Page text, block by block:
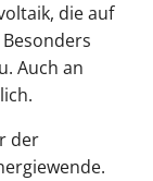
die auf
Auch an
der